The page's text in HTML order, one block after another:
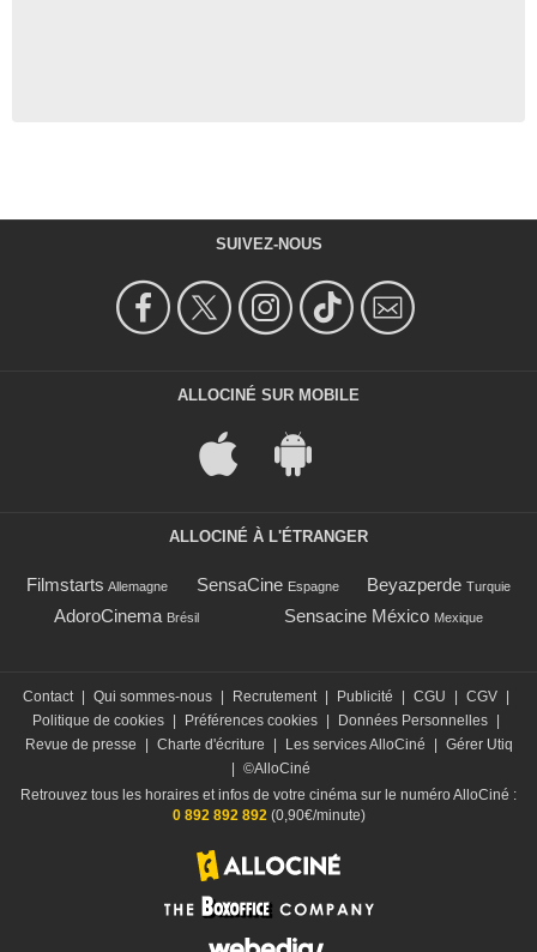
SUIVEZ-NOUS
ALLOCINÉ SUR MOBILE
ALLOCINÉ À L'ÉTRANGER
Filmstarts Allemagne SensaCine Espagne Beyazperde Turquie
AdoroCinema Brésil Sensacine México Mexique
Contact Qui sommes-nous Recrutement Publicité CGU CGV
Politique de cookies
Préférences cookies Données Personnelles
Revue de presse
Charte d'écriture Les services AlloCiné
Gérer Utiq
©AlloCiné
Retrouvez tous les horaires et infos de votre cinéma sur le numéro AlloCiné :
0 892 892 892(0,90€/minute)